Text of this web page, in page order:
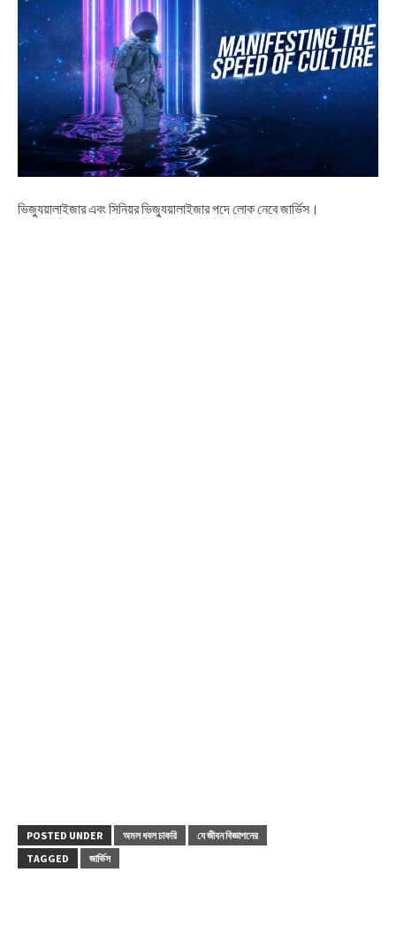
ভিজ্যুয়ালাইজার এবং সিনিয়র ভিজ্যুয়ালাইজার পদে লোক নেবে জার্ভিস।
POSTED UNDER অমল ধবল চাকরি
যে জীবন বিজ্ঞাপনের
TAGGED
জার্ভিস